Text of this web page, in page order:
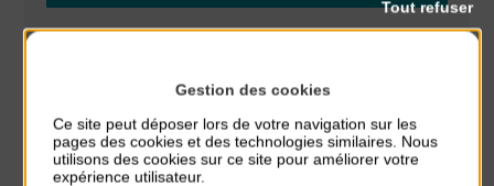
Glisse & Environnement
Concert
du 9 Août au 9 Août
Place du Général de Gaulle
Gestion des cookies
Ce site peut déposer lors de votre navigation sur les
pages des cookies et des technologies similaires. Nous
utilisons des cookies sur ce site pour améliorer votre
expérience utilisateur.
Tout refuser